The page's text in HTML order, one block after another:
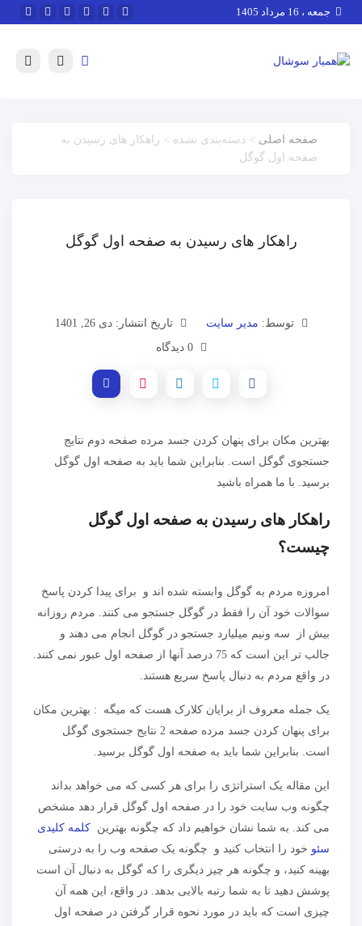
جمعه ، 16 مرداد 1405
صفحه اصلی > دسته‌بندی نشده > راهکار های رسیدن به
صفحه اول گوگل
راهکار های رسیدن به صفحه اول گوگل
توسط: مدیر سایت
تاریخ انتشار: دی 26, 1401
0 دیدگاه
بهترین مکان برای پنهان کردن جسد مرده صفحه دوم نتایج
جستجوی گوگل است. بنابراین شما باید به صفحه اول گوگل
برسید. با ما همراه باشید
راهکار های رسیدن به صفحه اول گوگل
چیست؟
امروزه مردم به گوگل وابسته شده اند و برای پیدا کردن پاسخ
سوالات خود آن را فقط در گوگل جستجو می کنند. مردم روزانه
بیش از سه ونیم میلیارد جستجو در گوگل انجام می دهند و
جالب تر این است که 75 درصد آنها از صفحه اول عبور نمی کنند.
در واقع مردم به دنبال پاسخ سریع هستند.
یک جمله معروف از برایان کلارک هست که میگه : بهترین مکان
برای پنهان کردن جسد مرده صفحه 2 نتایج جستجوی گوگل
است. بنابراین شما باید به صفحه اول گوگل برسید.
این مقاله یک استراتژی را برای هر کسی که می خواهد بداند
چگونه وب سایت خود را در صفحه اول گوگل قرار دهد مشخص
می کند. به شما نشان خواهیم داد که چگونه بهترین کلمه کلیدی
سئو خود را انتخاب کنید و چگونه یک صفحه وب را به درستی
بهینه کنید، و چگونه هر چیز دیگری را که گوگل به دنبال آن است
پوشش دهید تا به شما رتبه بالایی بدهد. در واقع، این همه آن
چیزی است که باید در مورد نحوه قرار گرفتن در صفحه اول